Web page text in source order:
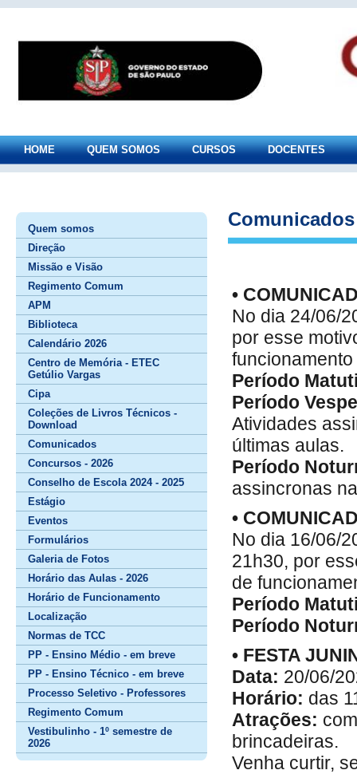
HOME QUEM SOMOS CURSOS DOCENTES
Quem somos
Direção
Missão e Visão
Regimento Comum
APM
Biblioteca
Calendário 2026
Centro de Memória - ETEC
Getúlio Vargas
Cipa
Coleções de Livros Técnicos -
Download
Comunicados
Concursos - 2026
Conselho de Escola 2024 - 2025
Estágio
Eventos
Formulários
Galeria de Fotos
Horário das Aulas - 2026
Horário de Funcionamento
Localização
Normas de TCC
PP - Ensino Médio - em breve
PP - Ensino Técnico - em breve
Processo Seletivo - Professores
Regimento Comum
Vestibulinho - 1º semestre de
2026
Comunicados
•
No dia 24/06/
por esse
Período
Período
Atividades
últimas aulas.
Período
assincronas
•
No dia 16/06/
21h30, por
de
Período
Período
• FESTA
Data: 20/06/
Horário: das
Atrações:
brincadeiras.
Venha curtir,